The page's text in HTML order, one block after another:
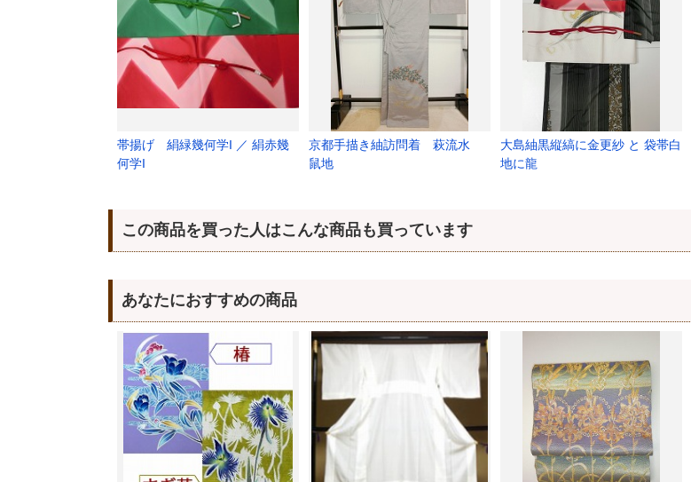
帯揚げ 絹緑幾何学I ／ 絹赤幾
何学I
京都手描き紬訪問着 萩流水
鼠地
大島紬黒縦縞に金更紗 と 袋帯白
地に龍
この商品を買った人はこんな商品も買っています
あなたにおすすめの商品